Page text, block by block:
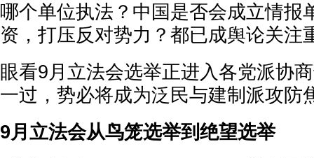
哪个单位执法？中国是否会成立情报
资，打压反对势力？都已成舆论关注
眼看9月立法会选举正进入各党派协
一过，势必将成为泛民与建制派攻防
9月立法会从鸟笼选举到绝望选举